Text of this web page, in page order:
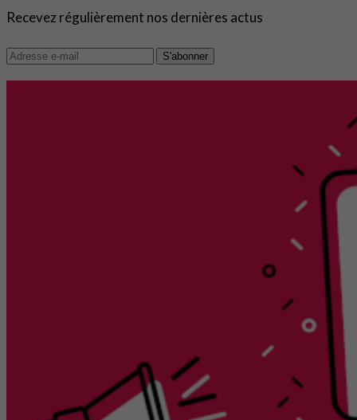
Recevez régulièrement nos dernières actus
S'abonner